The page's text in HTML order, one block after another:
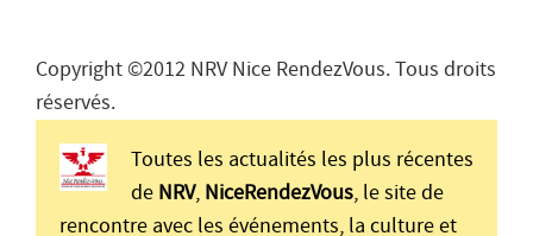
Copyright ©2012 NRV Nice RendezVous. Tous droits
réservés.
Toutes les actualités les plus récentes
de NRV, NiceRendezVous, le site de
rencontre avec les événements, la culture et